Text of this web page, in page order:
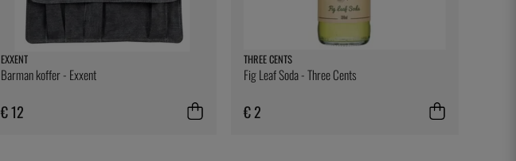
EXXENT
Barman koffer - Exxent
€ 12
THREE CENTS
Fig Leaf Soda - Three Cents
€ 2